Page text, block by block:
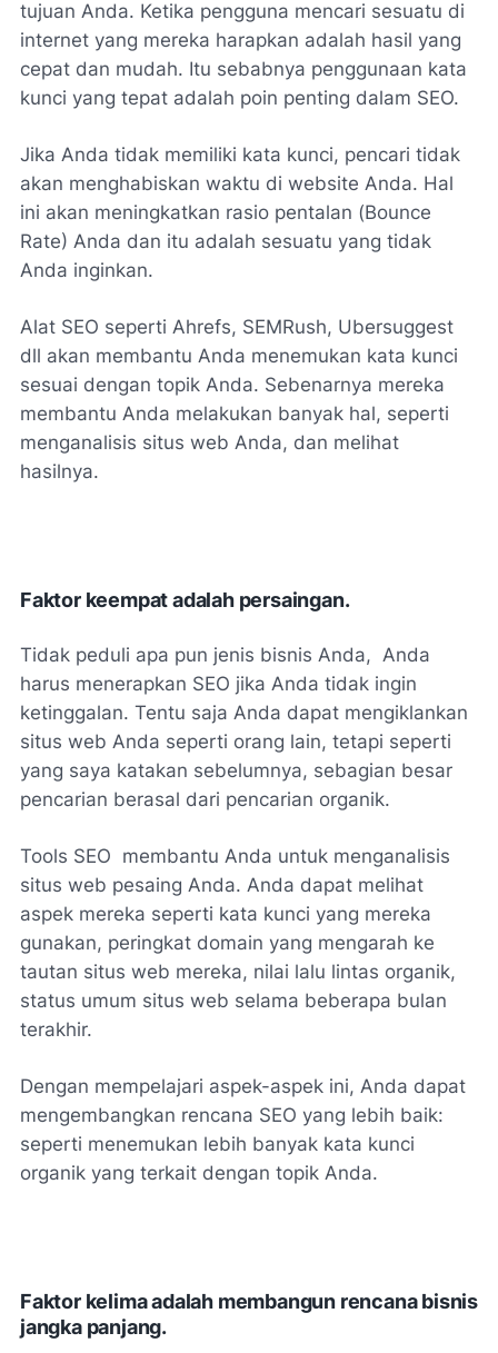
tujuan Anda. Ketika pengguna mencari sesuatu di
internet yang mereka harapkan adalah hasil yang
cepat dan mudah. Itu sebabnya penggunaan kata
kunci yang tepat adalah poin penting dalam SEO.
Jika Anda tidak memiliki kata kunci, pencari tidak
akan menghabiskan waktu di website Anda. Hal
ini akan meningkatkan rasio pentalan (Bounce
Rate) Anda dan itu adalah sesuatu yang tidak
Anda inginkan.
Alat SEO seperti Ahrefs, SEMRush, Ubersuggest
dll akan membantu Anda menemukan kata kunci
sesuai dengan topik Anda. Sebenarnya mereka
membantu Anda melakukan banyak hal, seperti
menganalisis situs web Anda, dan melihat
hasilnya.
Faktor keempat adalah persaingan.
Tidak peduli apa pun jenis bisnis Anda, Anda
harus menerapkan SEO jika Anda tidak ingin
ketinggalan. Tentu saja Anda dapat mengiklankan
situs web Anda seperti orang lain, tetapi seperti
yang saya katakan sebelumnya, sebagian besar
pencarian berasal dari pencarian organik.
Tools SEO membantu Anda untuk menganalisis
situs web pesaing Anda. Anda dapat melihat
aspek mereka seperti kata kunci yang mereka
gunakan, peringkat domain yang mengarah ke
tautan situs web mereka, nilai lalu lintas organik,
status umum situs web selama beberapa bulan
terakhir.
Dengan mempelajari aspek-aspek ini, Anda dapat
mengembangkan rencana SEO yang lebih baik:
seperti menemukan lebih banyak kata kunci
organik yang terkait dengan topik Anda.
Faktor kelima adalah membangun rencana bisnis
jangka panjang.